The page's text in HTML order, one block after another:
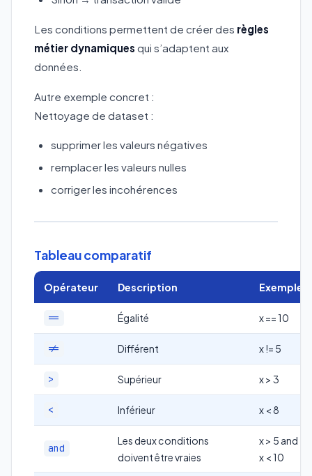
Les conditions permettent de créer des règles
métier dynamiques qui s’adaptent aux
données.
Autre exemple concret :
Nettoyage de dataset :
supprimer les valeurs négatives
remplacer les valeurs nulles
corriger les incohérences
Tableau comparatif
Opérateur Description Exemple
== Égalité x == 10
!= Différent x != 5
> Supérieur x > 3
< Inférieur x < 8
and
Les deux conditions
doivent être vraies
x > 5 and
x < 10